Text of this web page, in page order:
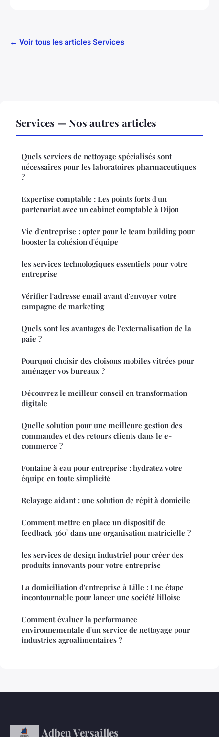
← Voir tous les articles Services
Services — Nos autres articles
Quels services de nettoyage spécialisés sont
nécessaires pour les laboratoires pharmaceutiques
?
Expertise comptable : Les points forts d'un
partenariat avec un cabinet comptable à Dijon
Vie d'entreprise : opter pour le team building pour
booster la cohésion d'équipe
les services technologiques essentiels pour votre
entreprise
Vérifier l'adresse email avant d'envoyer votre
campagne de marketing
Quels sont les avantages de l'externalisation de la
paie ?
Pourquoi choisir des cloisons mobiles vitrées pour
aménager vos bureaux ?
Découvrez le meilleur conseil en transformation
digitale
Quelle solution pour une meilleure gestion des
commandes et des retours clients dans le e-
commerce ?
Fontaine à eau pour entreprise : hydratez votre
équipe en toute simplicité
Relayage aidant : une solution de répit à domicile
Comment mettre en place un dispositif de
feedback 360° dans une organisation matricielle ?
les services de design industriel pour créer des
produits innovants pour votre entreprise
La domiciliation d'entreprise à Lille : Une étape
incontournable pour lancer une société lilloise
Comment évaluer la performance
environnementale d'un service de nettoyage pour
industries agroalimentaires ?
Adben Versailles